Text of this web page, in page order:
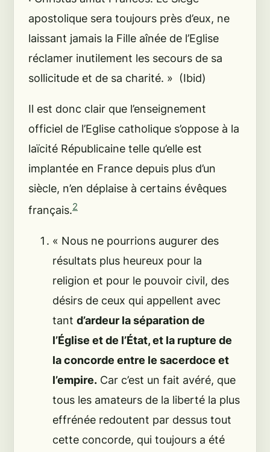
apostolique sera toujours près d’eux, ne
laissant jamais la Fille aînée de l’Eglise
réclamer inutilement les secours de sa
sollicitude et de sa charité. » (Ibid)
Il est donc clair que l’enseignement
officiel de l’Eglise catholique s’oppose à la
laïcité Républicaine telle qu’elle est
implantée en France depuis plus d’un
siècle, n’en déplaise à certains évêques
français.2
« Nous ne pourrions augurer des
résultats plus heureux pour la
religion et pour le pouvoir civil, des
désirs de ceux qui appellent avec
tant d’ardeur la séparation de
l’Église et de l’État, et la rupture de
la concorde entre le sacerdoce et
l’empire. Car c’est un fait avéré, que
tous les amateurs de la liberté la plus
effrénée redoutent par dessus tout
cette concorde, qui toujours a été